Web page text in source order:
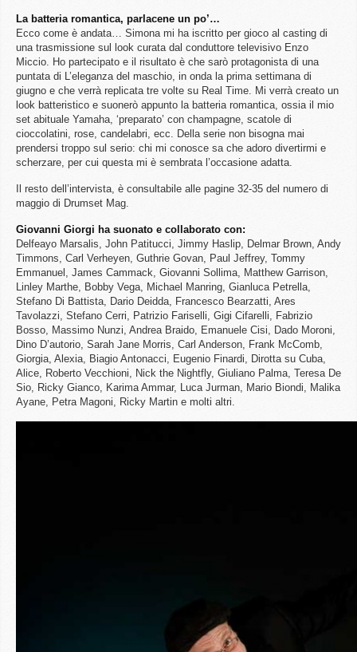
La batteria romantica, parlacene un po’…
Ecco come è andata… Simona mi ha iscritto per gioco al casting di
una trasmissione sul look curata dal conduttore televisivo Enzo
Miccio. Ho partecipato e il risultato è che sarò protagonista di una
puntata di L’eleganza del maschio, in onda la prima settimana di
giugno e che verrà replicata tre volte su Real Time. Mi verrà creato un
look batteristico e suonerò appunto la batteria romantica, ossia il mio
set abituale Yamaha, ‘preparato’ con champagne, scatole di
cioccolatini, rose, candelabri, ecc. Della serie non bisogna mai
prendersi troppo sul serio: chi mi conosce sa che adoro divertirmi e
scherzare, per cui questa mi è sembrata l’occasione adatta.
Il resto dell’intervista, è consultabile alle pagine 32-35 del numero di
maggio di Drumset Mag.
Giovanni Giorgi ha suonato e collaborato con:
Delfeayo Marsalis, John Patitucci, Jimmy Haslip, Delmar Brown, Andy
Timmons, Carl Verheyen, Guthrie Govan, Paul Jeffrey, Tommy
Emmanuel, James Cammack, Giovanni Sollima, Matthew Garrison,
Linley Marthe, Bobby Vega, Michael Manring, Gianluca Petrella,
Stefano Di Battista, Dario Deidda, Francesco Bearzatti, Ares
Tavolazzi, Stefano Cerri, Patrizio Fariselli, Gigi Cifarelli, Fabrizio
Bosso, Massimo Nunzi, Andrea Braido, Emanuele Cisi, Dado Moroni,
Dino D’autorio, Sarah Jane Morris, Carl Anderson, Frank McComb,
Giorgia, Alexia, Biagio Antonacci, Eugenio Finardi, Dirotta su Cuba,
Alice, Roberto Vecchioni, Nick the Nightfly, Giuliano Palma, Teresa De
Sio, Ricky Gianco, Karima Ammar, Luca Jurman, Mario Biondi, Malika
Ayane, Petra Magoni, Ricky Martin e molti altri.